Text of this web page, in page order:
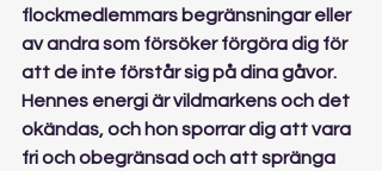
flockmedlemmars begränsningar eller
av andra som försöker förgöra dig för
att de inte förstår sig på dina gåvor.
Hennes energi är vildmarkens och det
okändas, och hon sporrar dig att vara
fri och obegränsad och att spränga